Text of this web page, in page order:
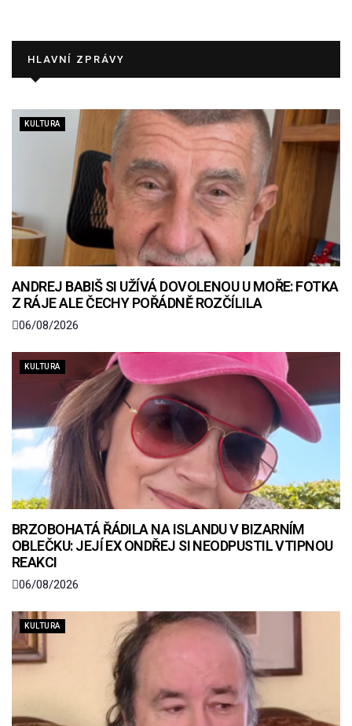
HLAVNÍ ZPRÁVY
KULTURA
ANDREJ BABIŠ SI UŽÍVÁ DOVOLENOU U MOŘE: FOTKA
Z RÁJE ALE ČECHY POŘÁDNĚ ROZČÍLILA
06/08/2026
KULTURA
BRZOBOHATÁ ŘÁDILA NA ISLANDU V BIZARNÍM
OBLEČKU: JEJÍ EX ONDŘEJ SI NEODPUSTIL VTIPNOU
REAKCI
06/08/2026
KULTURA